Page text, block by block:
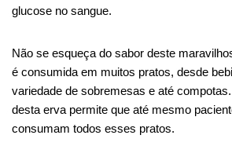
glucose no sangue.
Não se esqueça do sabor deste
é consumida em muitos pratos, desde
variedade de sobremesas e até
desta erva permite que até mesmo
consumam todos esses pratos.